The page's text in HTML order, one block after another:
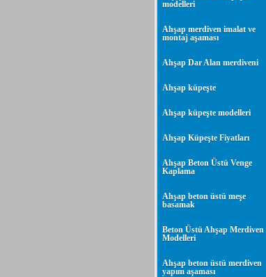
modelleri
Ahşap merdiven imalat ve
montaj aşaması
Ahşap Dar Alan merdiveni
Ahşap küpeşte
Ahşap küpeşte modelleri
Ahşap Küpeşte Fiyatları
Ahşap Beton Üstü Venge
Kaplama
Ahşap beton üstü meşe
basamak
Beton Üstü Ahşap Merdiven
Modelleri
Ahşap beton üstü merdiven
yapım aşaması